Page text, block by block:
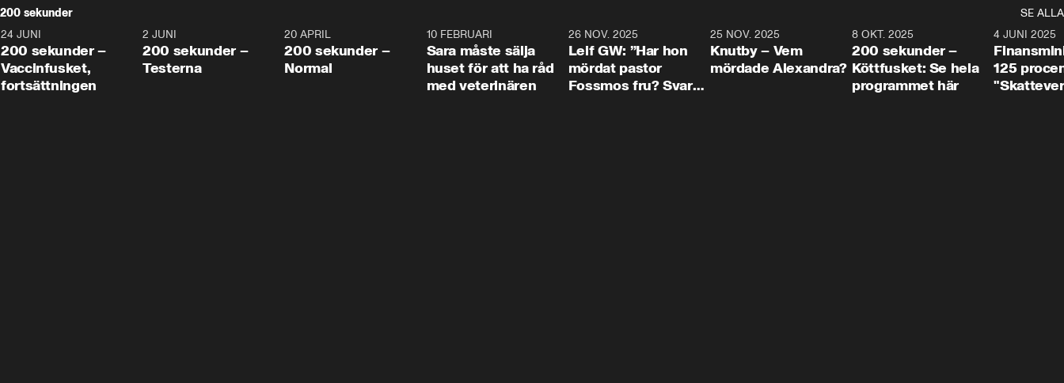
200 sekunder
SE ALLA
5:00
24 JUNI
200 sekunder –
Vaccinfusket,
fortsättningen
4:23
2 JUNI
200 sekunder –
Testerna
20 APRIL
200 sekunder –
Normal
10 FEBRUARI
Sara måste sälja
huset för att ha råd
med veterinären
26 NOV. 2025
Leif GW: ”Har hon
mördat pastor
Fossmos fru? Svar
31:05
25 NOV. 2025
Knutby – Vem
mördade Alexandra?
4:29
8 OKT. 2025
200 sekunder –
Köttfusket: Se hela
programmet här
4 JUNI 2025
125